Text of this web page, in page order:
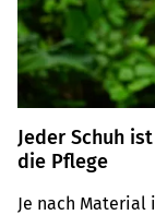
Jeder Schuh
die Pflege
Je nach Material